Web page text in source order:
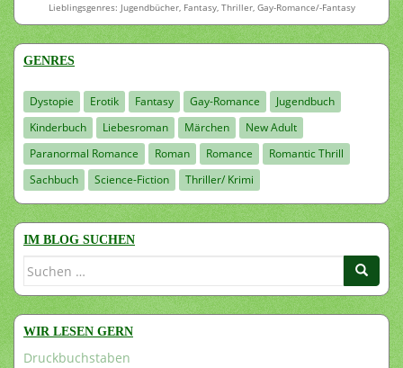
Lieblingsgenres: Jugendbücher, Fantasy, Thriller, Gay-Romance/-Fantasy
GENRES
Dystopie Erotik Fantasy Gay-Romance
Jugendbuch
Kinderbuch
Liebesroman Märchen
New Adult
Paranormal Romance
Roman Romance
Romantic Thrill
Sachbuch
Science-Fiction Thriller/ Krimi
IM BLOG SUCHEN
Suchen
WIR LESEN GERN
Druckbuchstaben